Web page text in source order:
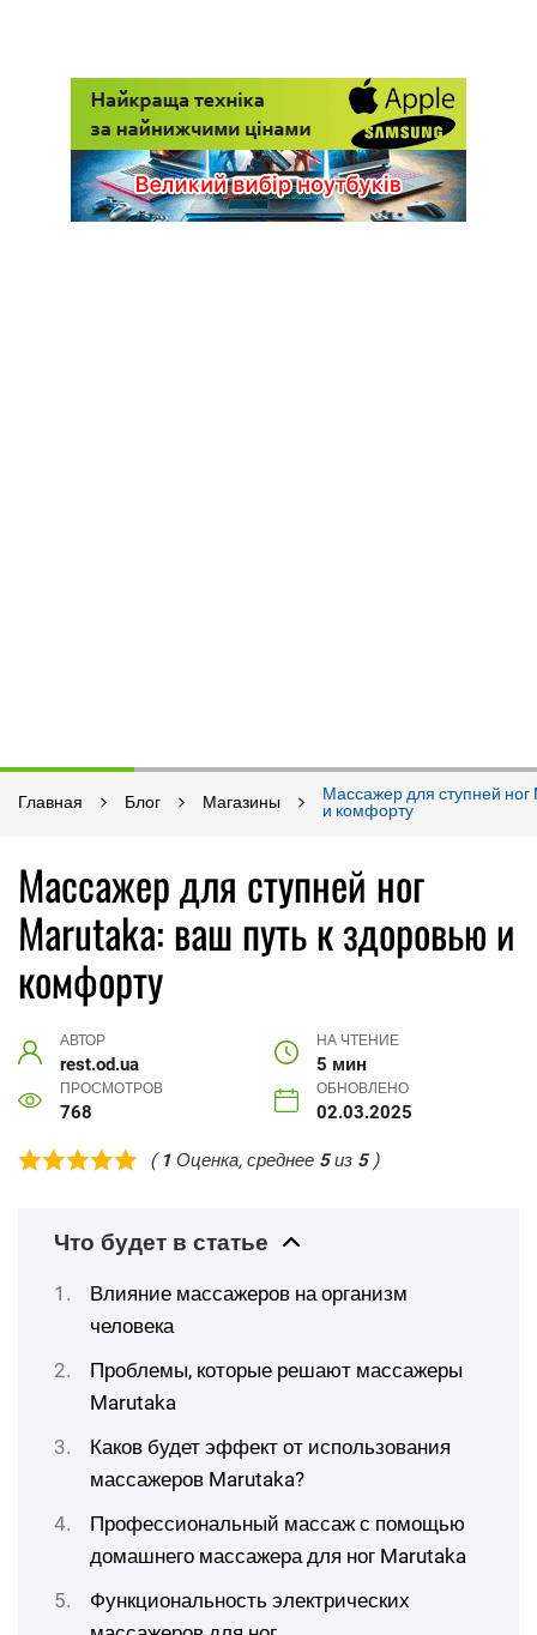
Главная Блог Магазины
Массажер для ступней
и комфорту
Массажер для ступней ног
Marutaka: ваш путь к здоровью и
комфорту
АВТОР
rest.od.ua
НА ЧТЕНИЕ
5 мин
ПРОСМОТРОВ
768
ОБНОВЛЕНО
02.03.2025
( 1 Оценка, среднее 5из 5)
Что будет в статье
Влияние массажеров на организм
человека
Проблемы, которые решают массажеры
Marutaka
Каков будет эффект от использования
массажеров Marutaka?
Профессиональный массаж с помощью
домашнего массажера для ног Marutaka
Функциональность электрических